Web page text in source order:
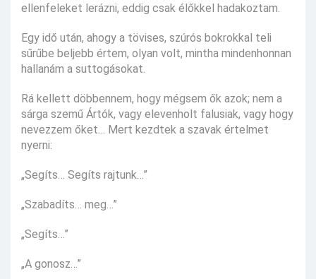
ellenfeleket lerázni, eddig csak élőkkel hadakoztam.
Egy idő után, ahogy a tövises, szúrós bokrokkal teli
sűrűbe beljebb értem, olyan volt, mintha mindenhonnan
hallanám a suttogásokat.
Rá kellett döbbennem, hogy mégsem ők azok; nem a
sárga szemű Ártók, vagy elevenholt falusiak, vagy hogy
nevezzem őket… Mert kezdtek a szavak értelmet
nyerni:
„Segíts… Segíts rajtunk…”
„Szabadíts… meg…”
„Segíts…”
„A gonosz…”